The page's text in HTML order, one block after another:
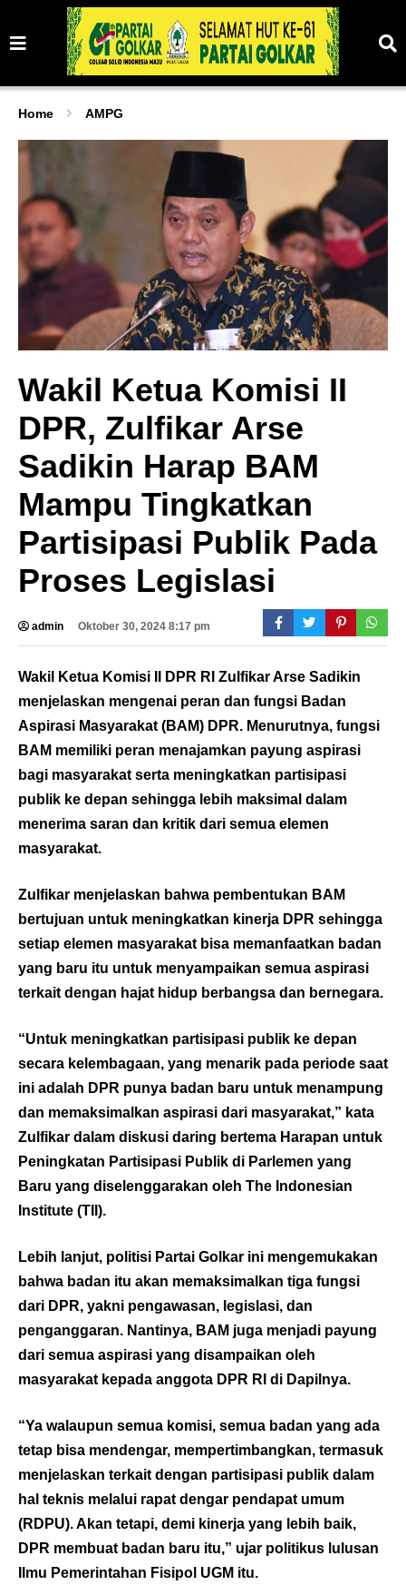
Home AMPG
Wakil Ketua Komisi II
DPR, Zulfikar Arse
Sadikin Harap BAM
Mampu Tingkatkan
Partisipasi Publik Pada
Proses Legislasi
admin Oktober 30, 2024 8:17 pm
Wakil Ketua Komisi II DPR RI Zulfikar Arse Sadikin
menjelaskan mengenai peran dan fungsi Badan
Aspirasi Masyarakat (BAM) DPR. Menurutnya, fungsi
BAM memiliki peran menajamkan payung aspirasi
bagi masyarakat serta meningkatkan partisipasi
publik ke depan sehingga lebih maksimal dalam
menerima saran dan kritik dari semua elemen
masyarakat.
Zulfikar menjelaskan bahwa pembentukan BAM
bertujuan untuk meningkatkan kinerja DPR sehingga
setiap elemen masyarakat bisa memanfaatkan badan
yang baru itu untuk menyampaikan semua aspirasi
terkait dengan hajat hidup berbangsa dan bernegara.
“Untuk meningkatkan partisipasi publik ke depan
secara kelembagaan, yang menarik pada periode saat
ini adalah DPR punya badan baru untuk menampung
dan memaksimalkan aspirasi dari masyarakat,” kata
Zulfikar dalam diskusi daring bertema Harapan untuk
Peningkatan Partisipasi Publik di Parlemen yang
Baru yang diselenggarakan oleh The Indonesian
Institute (TII).
Lebih lanjut, politisi Partai Golkar ini mengemukakan
bahwa badan itu akan memaksimalkan tiga fungsi
dari DPR, yakni pengawasan, legislasi, dan
penganggaran. Nantinya, BAM juga menjadi payung
dari semua aspirasi yang disampaikan oleh
masyarakat kepada anggota DPR RI di Dapilnya.
“Ya walaupun semua komisi, semua badan yang ada
tetap bisa mendengar, mempertimbangkan, termasuk
menjelaskan terkait dengan partisipasi publik dalam
hal teknis melalui rapat dengar pendapat umum
(RDPU). Akan tetapi, demi kinerja yang lebih baik,
DPR membuat badan baru itu,” ujar politikus lulusan
Ilmu Pemerintahan Fisipol UGM itu.